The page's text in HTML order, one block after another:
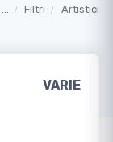
Filtri Artistici
VARIE